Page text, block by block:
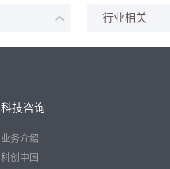
行业相关
科技咨询
业务介绍
科创中国